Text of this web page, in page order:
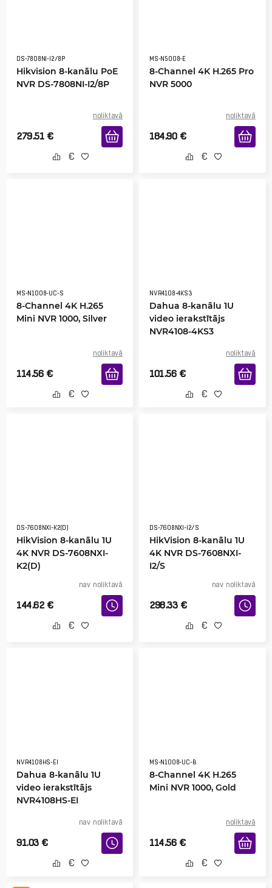
DS-7808NI-I2/8P
Hikvision 8-kanālu PoE
NVR DS-7808NI-I2/8P
noliktavā
279.51 €
MS-N5008-E
8-Channel 4K H.265 Pro
NVR 5000
noliktavā
184.90 €
MS-N1008-UC-S
8-Channel 4K H.265
Mini NVR 1000, Silver
noliktavā
114.56 €
NVR4108-4KS3
Dahua 8-kanālu 1U
video ierakstītājs
NVR4108-4KS3
noliktavā
101.56 €
DS-7608NXI-K2(D)
HikVision 8-kanālu 1U
4K NVR DS-7608NXI-
K2(D)
nav noliktavā
144.62 €
DS-7608NXI-I2/S
HikVision 8-kanālu 1U
4K NVR DS-7608NXI-
I2/S
nav noliktavā
298.33 €
NVR4108HS-EI
Dahua 8-kanālu 1U
video ierakstītājs
NVR4108HS-EI
nav noliktavā
91.03 €
MS-N1008-UC-B
8-Channel 4K H.265
Mini NVR 1000, Gold
noliktavā
114.56 €